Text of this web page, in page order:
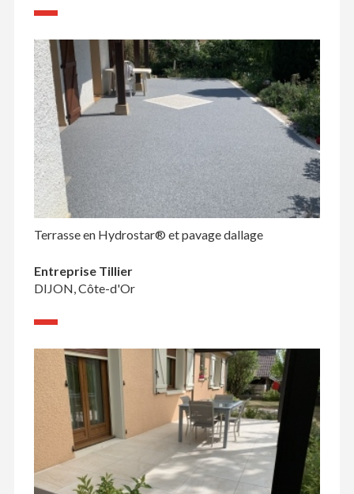
Terrasse en Hydrostar® et pavage dallage
Entreprise Tillier
DIJON, Côte-d'Or